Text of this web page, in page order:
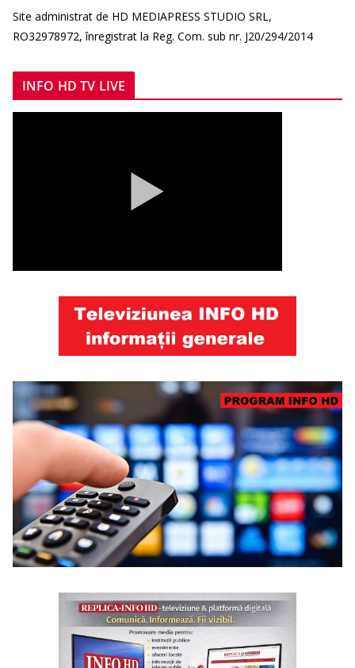
Site administrat de HD MEDIAPRESS STUDIO SRL,
RO32978972, înregistrat la Reg. Com. sub nr. J20/294/2014
INFO HD TV LIVE